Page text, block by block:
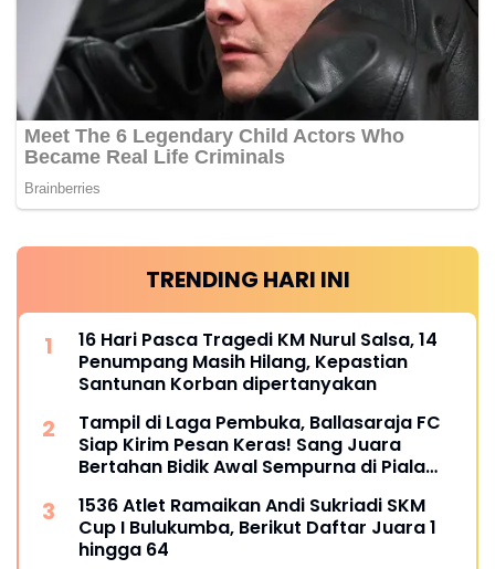
TRENDING HARI INI
16 Hari Pasca Tragedi KM Nurul Salsa, 14
Penumpang Masih Hilang, Kepastian
Santunan Korban dipertanyakan
Tampil di Laga Pembuka, Ballasaraja FC
Siap Kirim Pesan Keras! Sang Juara
Bertahan Bidik Awal Sempurna di Piala
1536 Atlet Ramaikan Andi Sukriadi SKM
Cup I Bulukumba, Berikut Daftar Juara 1
hingga 64